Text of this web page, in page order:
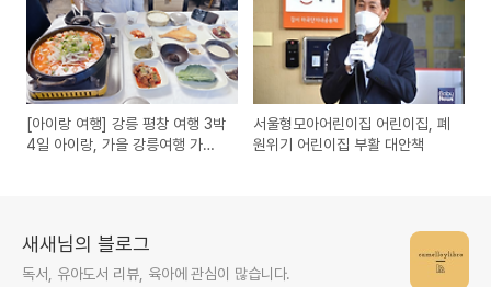
[아이랑 여행] 강릉 평창 여행 3박
4일 아이랑, 가을 강릉여행 가을
서울형모아어린이집 어린이집, 폐
원위기 어린이집 부활 대안책
새새님의 블로그
독서, 유아도서 리뷰, 육아에 관심이 많습니다.